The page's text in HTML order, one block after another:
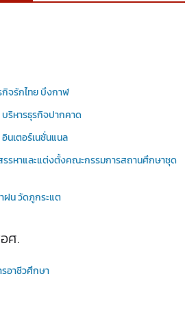
กิจรักไทย บึงกาฬ
บริหารธุรกิจปากคาด
อินเตอร์เนชั่นแนล
รหาและแต่งตั้งคณะกรรมการสถานศึกษาชุด
ฝน วัดภูกระแต
ศ.
อาชีวศึกษา